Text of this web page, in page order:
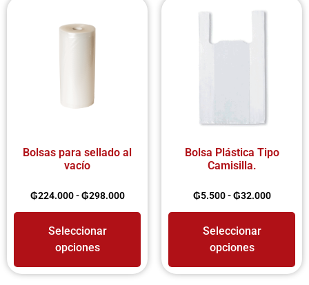
Bolsas para sellado al
vacío
₲224.000 - ₲298.000
Seleccionar
opciones
Bolsa Plástica Tipo
Camisilla.
₲5.500 - ₲32.000
Seleccionar
opciones